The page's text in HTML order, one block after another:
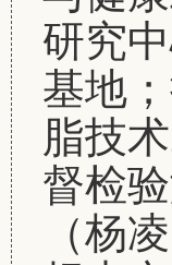
研究
基地 ；
脂技术
督检
（杨